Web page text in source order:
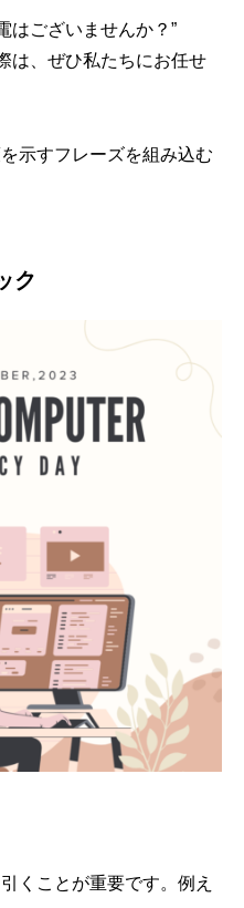
はございませんか？”
は、ぜひ私たちにお任せ
示すフレーズを組み込む
ク
くことが重要です。例え